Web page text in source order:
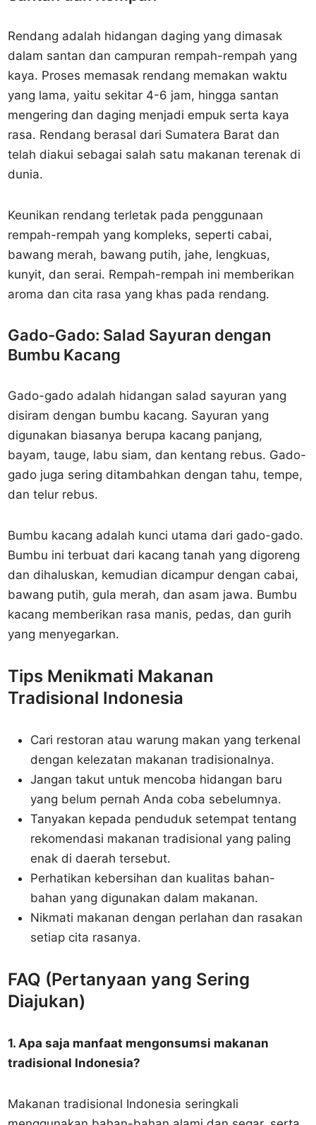
Rendang adalah hidangan daging yang dimasak
dalam santan dan campuran rempah-rempah yang
kaya. Proses memasak rendang memakan waktu
yang lama, yaitu sekitar 4-6 jam, hingga santan
mengering dan daging menjadi empuk serta kaya
rasa. Rendang berasal dari Sumatera Barat dan
telah diakui sebagai salah satu makanan terenak di
dunia.
Keunikan rendang terletak pada penggunaan
rempah-rempah yang kompleks, seperti cabai,
bawang merah, bawang putih, jahe, lengkuas,
kunyit, dan serai. Rempah-rempah ini memberikan
aroma dan cita rasa yang khas pada rendang.
Gado-Gado: Salad Sayuran dengan
Bumbu Kacang
Gado-gado adalah hidangan salad sayuran yang
disiram dengan bumbu kacang. Sayuran yang
digunakan biasanya berupa kacang panjang,
bayam, tauge, labu siam, dan kentang rebus. Gado-
gado juga sering ditambahkan dengan tahu, tempe,
dan telur rebus.
Bumbu kacang adalah kunci utama dari gado-gado.
Bumbu ini terbuat dari kacang tanah yang digoreng
dan dihaluskan, kemudian dicampur dengan cabai,
bawang putih, gula merah, dan asam jawa. Bumbu
kacang memberikan rasa manis, pedas, dan gurih
yang menyegarkan.
Tips Menikmati Makanan
Tradisional Indonesia
Cari restoran atau warung makan yang terkenal
dengan kelezatan makanan tradisionalnya.
Jangan takut untuk mencoba hidangan baru
yang belum pernah Anda coba sebelumnya.
Tanyakan kepada penduduk setempat tentang
rekomendasi makanan tradisional yang paling
enak di daerah tersebut.
Perhatikan kebersihan dan kualitas bahan-
bahan yang digunakan dalam makanan.
Nikmati makanan dengan perlahan dan rasakan
setiap cita rasanya.
FAQ (Pertanyaan yang Sering
Diajukan)
1. Apa saja manfaat mengonsumsi makanan
tradisional Indonesia?
Makanan tradisional Indonesia seringkali